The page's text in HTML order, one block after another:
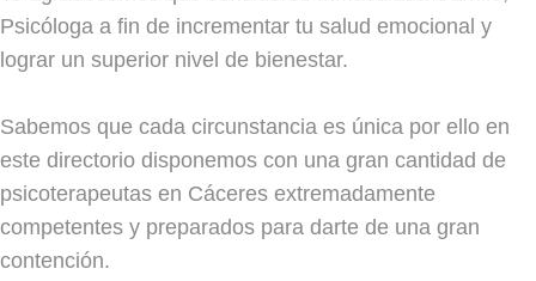
Psicóloga a fin de incrementar tu salud emocional y
lograr un superior nivel de bienestar.
Sabemos que cada circunstancia es única por ello en
este directorio disponemos con una gran cantidad de
psicoterapeutas en Cáceres extremadamente
competentes y preparados para darte de una gran
contención.